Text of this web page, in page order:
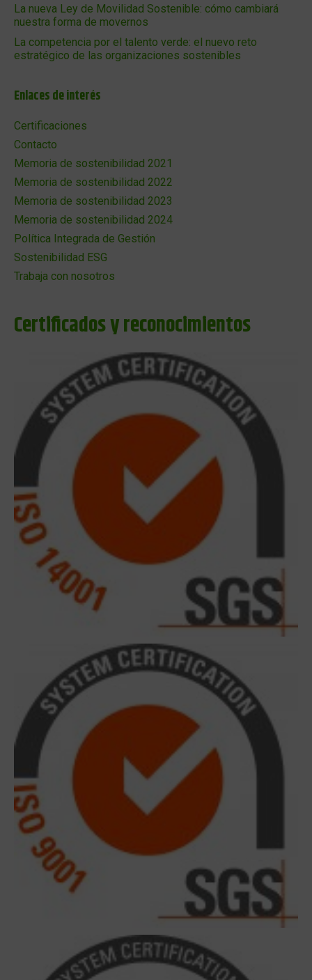
La nueva Ley de Movilidad Sostenible: cómo cambiará
nuestra forma de movernos
La competencia por el talento verde: el nuevo reto
estratégico de las organizaciones sostenibles
Enlaces de interés
Certificaciones
Contacto
Memoria de sostenibilidad 2021
Memoria de sostenibilidad 2022
Memoria de sostenibilidad 2023
Memoria de sostenibilidad 2024
Política Integrada de Gestión
Sostenibilidad ESG
Trabaja con nosotros
Certificados y reconocimientos